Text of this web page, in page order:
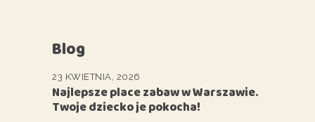
Blog
23 KWIETNIA, 2026
Najlepsze place zabaw w Warszawie.
Twoje dziecko je pokocha!